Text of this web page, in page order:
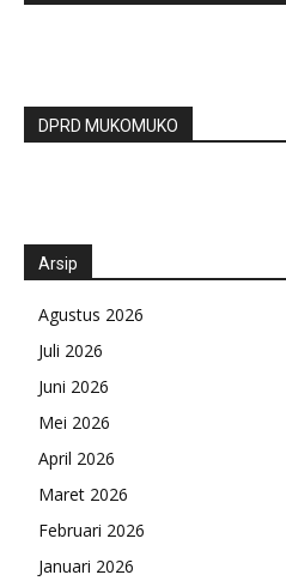
DPRD MUKOMUKO
Arsip
Agustus 2026
Juli 2026
Juni 2026
Mei 2026
April 2026
Maret 2026
Februari 2026
Januari 2026